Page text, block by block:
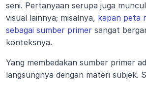
seni. Pertanyaan serupa juga
visual lainnya; misalnya, kapan peta
sebagai sumber primer sangat
konteksnya.
Yang membedakan sumber primer
langsungnya dengan materi subjek.